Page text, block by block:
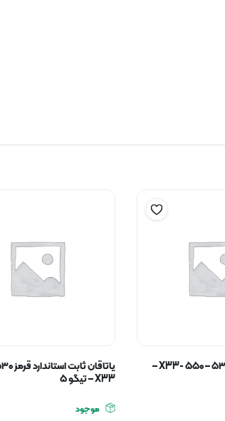
یاتاقان ثابت آبی ۵۳۰ – ۵۵۰ -X33 –
X33 – تیگو ۵
موجود